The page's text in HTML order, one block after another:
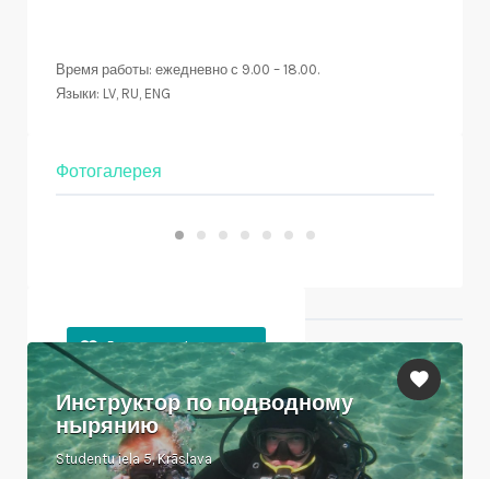
Время работы: ежедневно с 9.00 – 18.00.
Языки: LV, RU, ENG
Фотогалерея
Инструктор по подводному
нырянию
Studentu iela 5, Krāslava